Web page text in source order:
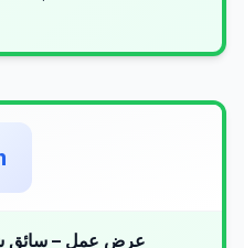
عرض عمل – سائق